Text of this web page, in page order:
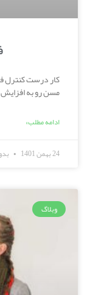
کار درست کنترل
مسن رو به افزایش است و تا سال
ادامه مطلب»
24 بهمن 1401
وبلاگ